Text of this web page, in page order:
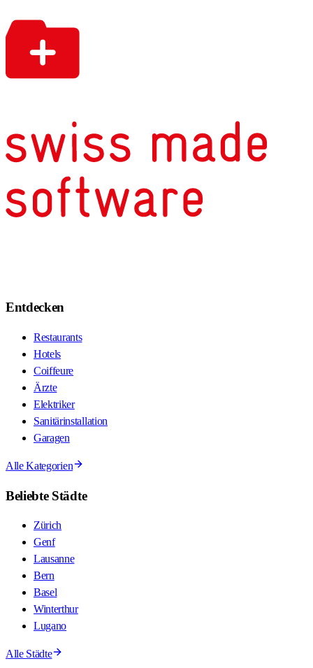
Entdecken
Restaurants
Hotels
Coiffeure
Ärzte
Elektriker
Sanitärinstallation
Garagen
Alle Kategorien
Beliebte Städte
Zürich
Genf
Lausanne
Bern
Basel
Winterthur
Lugano
Alle Städte